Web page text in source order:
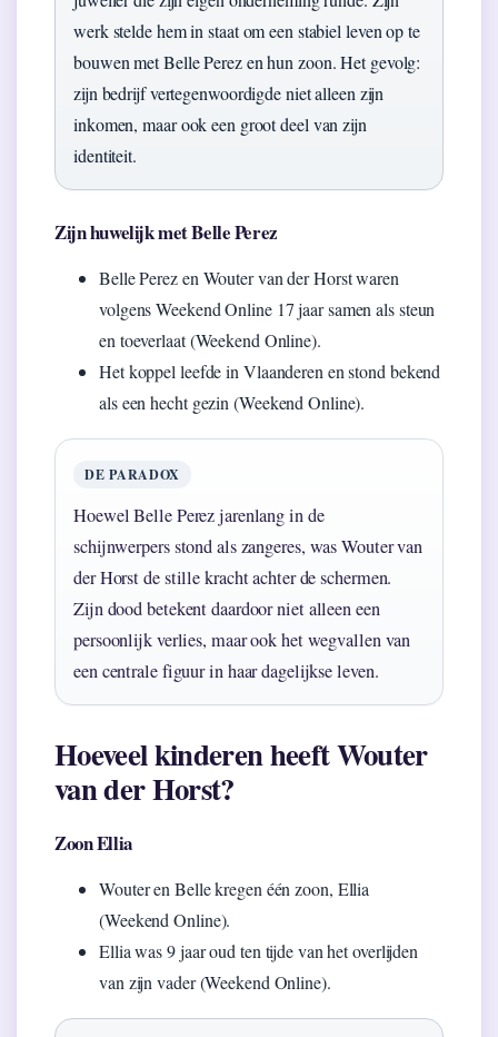
werk stelde hem in staat om een stabiel leven op te
bouwen met Belle Perez en hun zoon. Het gevolg:
zijn bedrijf vertegenwoordigde niet alleen zijn
inkomen, maar ook een groot deel van zijn
identiteit.
Zijn huwelijk met Belle Perez
Belle Perez en Wouter van der Horst waren
volgens Weekend Online 17 jaar samen als steun
en toeverlaat (Weekend Online).
Het koppel leefde in Vlaanderen en stond bekend
als een hecht gezin (Weekend Online).
DE PARADOX
Hoewel Belle Perez jarenlang in de
schijnwerpers stond als zangeres, was Wouter van
der Horst de stille kracht achter de schermen.
Zijn dood betekent daardoor niet alleen een
persoonlijk verlies, maar ook het wegvallen van
een centrale figuur in haar dagelijkse leven.
Hoeveel kinderen heeft Wouter
van der Horst?
Zoon Ellia
Wouter en Belle kregen één zoon, Ellia
(Weekend Online).
Ellia was 9 jaar oud ten tijde van het overlijden
van zijn vader (Weekend Online).